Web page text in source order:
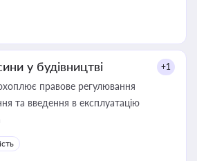
у будівництві +1
правове регулювання
та введення в експлуатацію